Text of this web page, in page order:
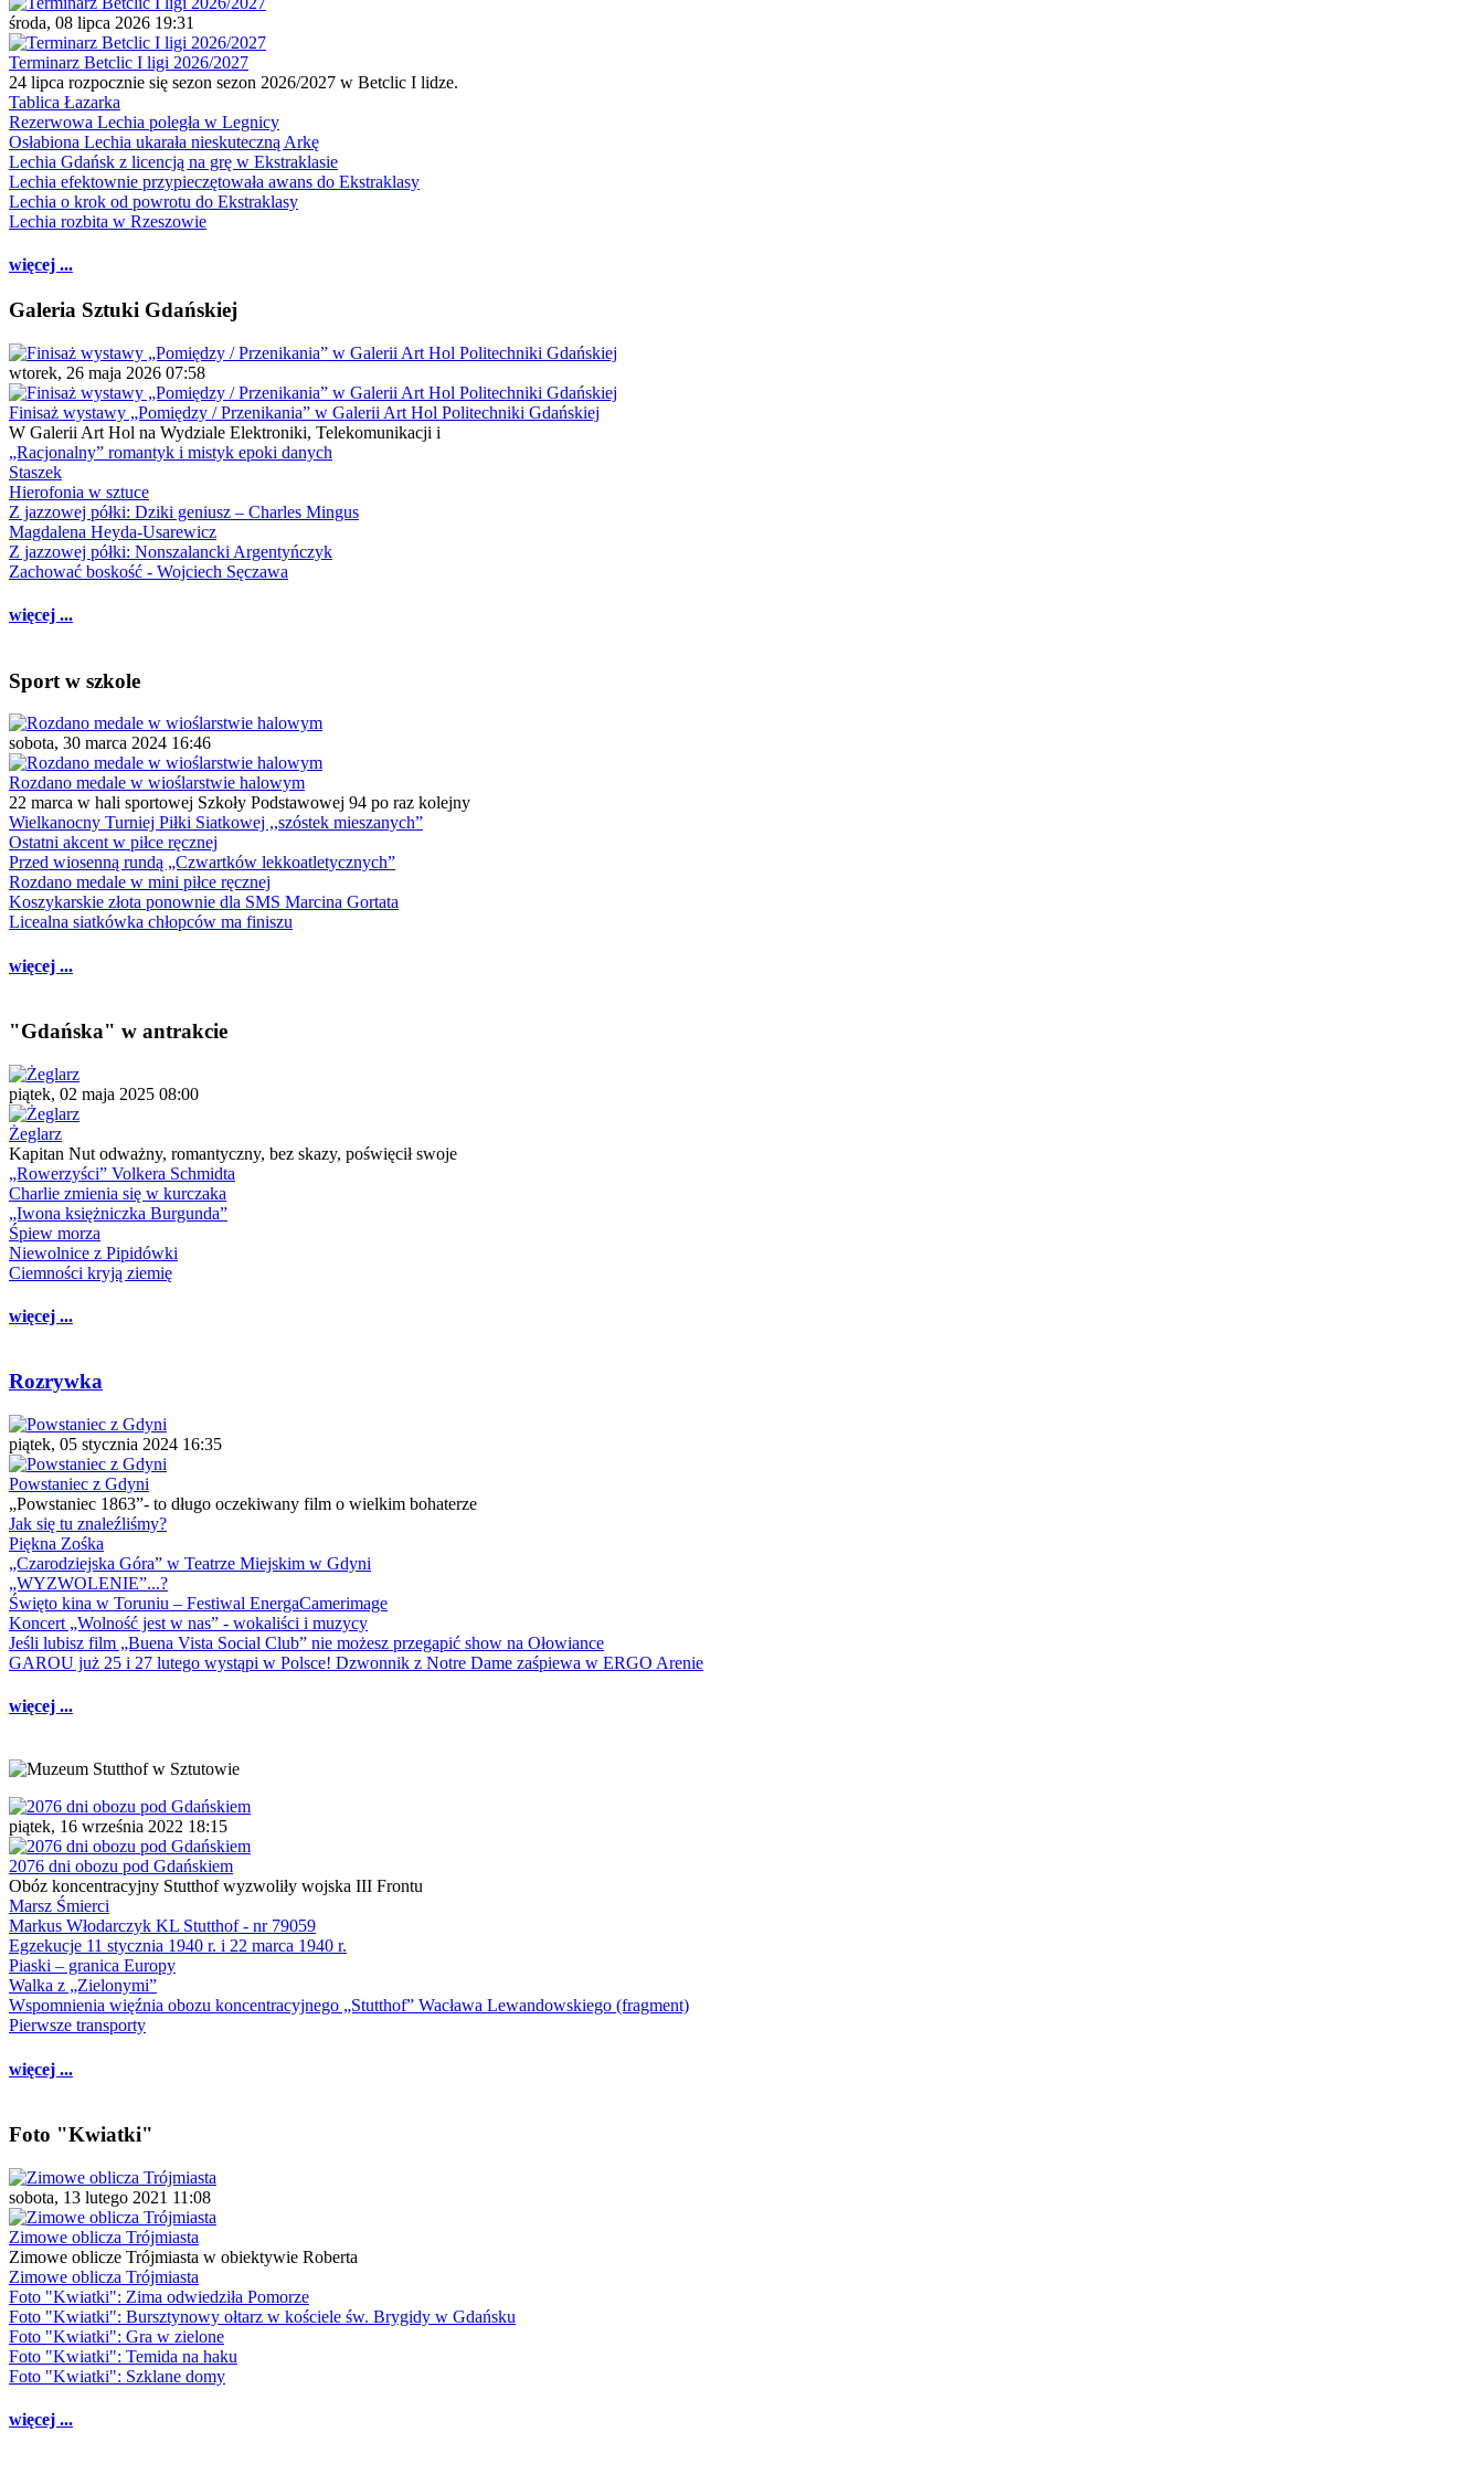
środa, 08 lipca 2026 19:31
Terminarz Betclic I ligi 2026/2027
24 lipca rozpocznie się sezon sezon 2026/2027 w Betclic I lidze.
Tablica Łazarka
Rezerwowa Lechia poległa w Legnicy
Osłabiona Lechia ukarała nieskuteczną Arkę
Lechia Gdańsk z licencją na grę w Ekstraklasie
Lechia efektownie przypieczętowała awans do Ekstraklasy
Lechia o krok od powrotu do Ekstraklasy
Lechia rozbita w Rzeszowie
więcej ...
Galeria Sztuki Gdańskiej
wtorek, 26 maja 2026 07:58
Finisaż wystawy „Pomiędzy / Przenikania” w Galerii Art Hol Politechniki Gdańskiej
W Galerii Art Hol na Wydziale Elektroniki, Telekomunikacji i
„Racjonalny” romantyk i mistyk epoki danych
Staszek
Hierofonia w sztuce
Z jazzowej półki: Dziki geniusz – Charles Mingus
Magdalena Heyda-Usarewicz
Z jazzowej półki: Nonszalancki Argentyńczyk
Zachować boskość - Wojciech Sęczawa
więcej ...
Sport w szkole
sobota, 30 marca 2024 16:46
Rozdano medale w wioślarstwie halowym
22 marca w hali sportowej Szkoły Podstawowej 94 po raz kolejny
Wielkanocny Turniej Piłki Siatkowej ,,szóstek mieszanych”
Ostatni akcent w piłce ręcznej
Przed wiosenną rundą „Czwartków lekkoatletycznych”
Rozdano medale w mini piłce ręcznej
Koszykarskie złota ponownie dla SMS Marcina Gortata
Licealna siatkówka chłopców ma finiszu
więcej ...
"Gdańska" w antrakcie
piątek, 02 maja 2025 08:00
Żeglarz
Kapitan Nut odważny, romantyczny, bez skazy, poświęcił swoje
„Rowerzyści” Volkera Schmidta
Charlie zmienia się w kurczaka
„Iwona księżniczka Burgunda”
Śpiew morza
Niewolnice z Pipidówki
Ciemności kryją ziemię
więcej ...
Rozrywka
piątek, 05 stycznia 2024 16:35
Powstaniec z Gdyni
„Powstaniec 1863”- to długo oczekiwany film o wielkim bohaterze
Jak się tu znaleźliśmy?
Piękna Zośka
„Czarodziejska Góra” w Teatrze Miejskim w Gdyni
„WYZWOLENIE”...?
Święto kina w Toruniu – Festiwal EnergaCamerimage
Koncert „Wolność jest w nas” - wokaliści i muzycy
Jeśli lubisz film „Buena Vista Social Club” nie możesz przegapić show na Ołowiance
GAROU już 25 i 27 lutego wystąpi w Polsce! Dzwonnik z Notre Dame zaśpiewa w ERGO Arenie
więcej ...
piątek, 16 września 2022 18:15
2076 dni obozu pod Gdańskiem
Obóz koncentracyjny Stutthof wyzwoliły wojska III Frontu
Marsz Śmierci
Markus Włodarczyk KL Stutthof - nr 79059
Egzekucje 11 stycznia 1940 r. i 22 marca 1940 r.
Piaski – granica Europy
Walka z „Zielonymi”
Wspomnienia więźnia obozu koncentracyjnego „Stutthof” Wacława Lewandowskiego (fragment)
Pierwsze transporty
więcej ...
Foto "Kwiatki"
sobota, 13 lutego 2021 11:08
Zimowe oblicza Trójmiasta
Zimowe oblicze Trójmiasta w obiektywie Roberta
Zimowe oblicza Trójmiasta
Foto "Kwiatki": Zima odwiedziła Pomorze
Foto "Kwiatki": Bursztynowy ołtarz w kościele św. Brygidy w Gdańsku
Foto "Kwiatki": Gra w zielone
Foto "Kwiatki": Temida na haku
Foto "Kwiatki": Szklane domy
więcej ...